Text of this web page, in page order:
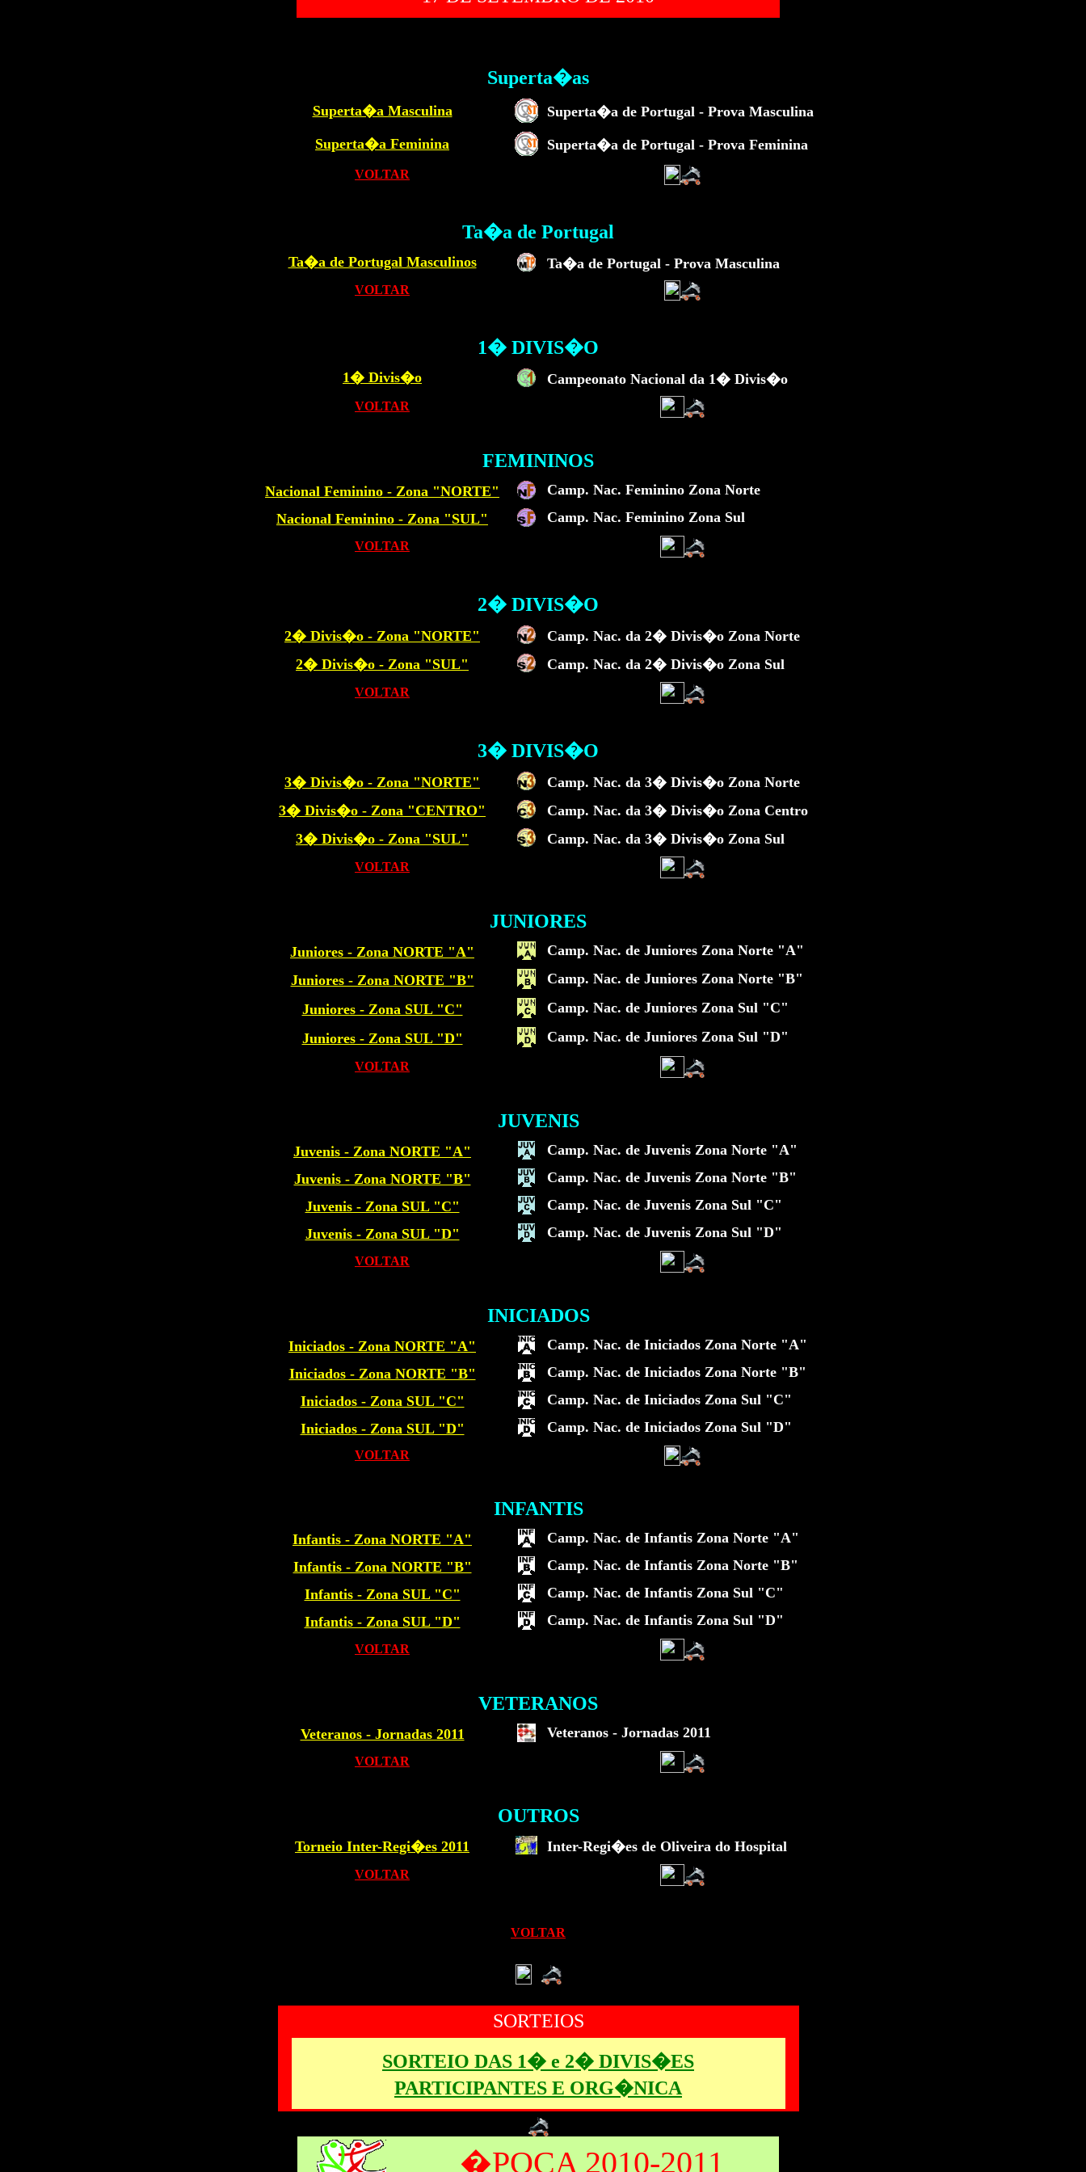
Superta�as
Superta�a Masculina
Superta�a de Portugal - Prova Masculina
Superta�a Feminina
Superta�a de Portugal - Prova Feminina
VOLTAR
Ta�a de Portugal
Ta�a de Portugal Masculinos Ta�a de Portugal - Prova Masculina
VOLTAR
1� DIVIS�O
1� Divis�o Campeonato Nacional da 1� Divis�o
VOLTAR
FEMININOS
Nacional Feminino - Zona "NORTE"
Camp. Nac. Feminino Zona Norte
Nacional Feminino - Zona "SUL"
Camp. Nac. Feminino Zona Sul
VOLTAR
2� DIVIS�O
2� Divis�o - Zona "NORTE"
Camp. Nac. da 2� Divis�o Zona Norte
2� Divis�o - Zona "SUL"
Camp. Nac. da 2� Divis�o Zona Sul
VOLTAR
3� DIVIS�O
3� Divis�o - Zona "NORTE"
Camp. Nac. da 3� Divis�o Zona Norte
3� Divis�o - Zona "CENTRO"
Camp. Nac. da 3� Divis�o Zona Centro
3� Divis�o - Zona "SUL"
Camp. Nac. da 3� Divis�o Zona Sul
VOLTAR
JUNIORES
Juniores - Zona NORTE "A"
Camp. Nac. de Juniores Zona Norte "A"
Juniores - Zona NORTE "B"
Camp. Nac. de Juniores Zona Norte "B"
Juniores - Zona SUL "C"
Camp. Nac. de Juniores Zona Sul "C"
Juniores - Zona SUL "D"
Camp. Nac. de Juniores Zona Sul "D"
VOLTAR
JUVENIS
Juvenis - Zona NORTE "A"
Camp. Nac. de Juvenis Zona Norte "A"
Juvenis - Zona NORTE "B"
Camp. Nac. de Juvenis Zona Norte "B"
Juvenis - Zona SUL "C"
Camp. Nac. de Juvenis Zona Sul "C"
Juvenis - Zona SUL "D"
Camp. Nac. de Juvenis Zona Sul "D"
VOLTAR
INICIADOS
Iniciados - Zona NORTE "A"
Camp. Nac. de Iniciados Zona Norte "A"
Iniciados - Zona NORTE "B"
Camp. Nac. de Iniciados Zona Norte "B"
Iniciados - Zona SUL "C"
Camp. Nac. de Iniciados Zona Sul "C"
Iniciados - Zona SUL "D"
Camp. Nac. de Iniciados Zona Sul "D"
VOLTAR
INFANTIS
Infantis - Zona NORTE "A"
Camp. Nac. de Infantis Zona Norte "A"
Infantis - Zona NORTE "B"
Camp. Nac. de Infantis Zona Norte "B"
Infantis - Zona SUL "C"
Camp. Nac. de Infantis Zona Sul "C"
Infantis - Zona SUL "D"
Camp. Nac. de Infantis Zona Sul "D"
VOLTAR
VETERANOS
Veteranos - Jornadas 2011 Veteranos - Jornadas 2011
VOLTAR
OUTROS
Torneio Inter-Regi�es 2011 Inter-Regi�es de Oliveira do Hospital
VOLTAR
VOLTAR
SORTEIOS
SORTEIO DAS 1� e 2� DIVIS�ES
PARTICIPANTES E ORG�NICA
�POCA 2010-2011